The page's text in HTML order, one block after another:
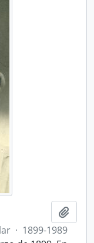
· 1899-1989